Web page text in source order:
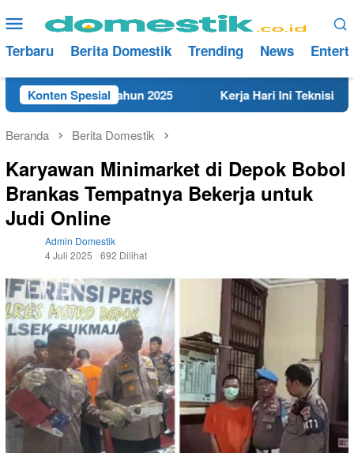
ke
konten
Menu
Mobile
Terbaru Berita Domestik Trending News
Konten Spesial
Rembang Tahun 2025 Kerja Hari Ini Teknisi/
Beranda Berita Domestik
Karyawan Minimarket di Depok Bobol
Brankas Tempatnya Bekerja untuk
Judi Online
Admin Domestik
4 Juli 2025
692 Dilihat